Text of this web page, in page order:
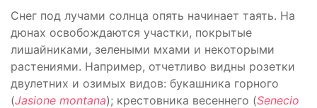
Снег под лучами солнца опять начинает таять. На
дюнах освобождаются участки, покрытые
лишайниками, зелеными мхами и некоторыми
растениями. Например, отчетливо видны розетки
двулетних и озимых видов: букашника горного
(Jasione montana); крестовника весеннего (Senecio